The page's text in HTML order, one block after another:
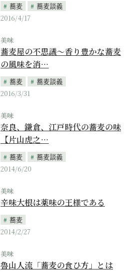
蕎麦
蕎麦談義
2016/4/17
美味
蕎麦屋の不思議～香り豊かな蕎麦
の風味を消…
蕎麦
蕎麦談義
2016/3/31
美味
奈良、鎌倉、江戸時代の蕎麦の味
【片山虎之…
蕎麦
蕎麦談義
2014/6/20
美味
辛味大根は薬味の王様である
蕎麦
2014/2/27
美味
魯山人流「蕎麦の食ひ方」とは